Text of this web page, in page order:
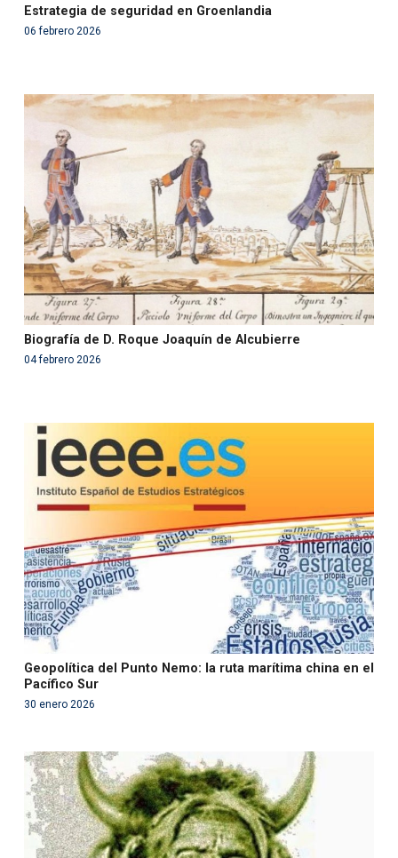
Estrategia de seguridad en Groenlandia
06 febrero 2026
Warning: Use of undefined constant php - assumed
'php' (this will throw an Error in a future version of PHP)
/var/www/acami.es/wp-
content/themes/fundcami/page-publicaciones.php
on line99
Biografía de D. Roque Joaquín de Alcubierre
04 febrero 2026
Warning: Use of undefined constant php - assumed
'php' (this will throw an Error in a future version of PHP)
in/var/www/acami.es/wp-
content/themes/fundcami/page-publicaciones.php
Geopolítica del Punto Nemo: la ruta marítima china en el
Pacífico Sur
30 enero 2026
Warning: Use of undefined constant php - assumed
'php' (this will throw an Error in a future version of PHP)
in/var/www/acami.es/wp-
content/themes/fundcami/page-publicaciones.php
on line99